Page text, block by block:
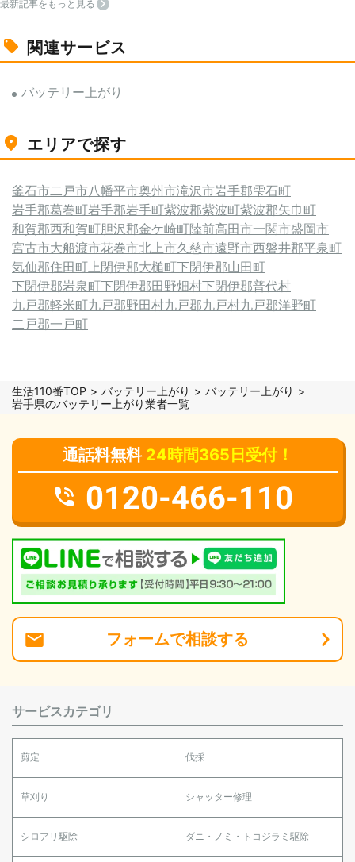
最新記事をもっと見る
関連サービス
バッテリー上がり
エリアで探す
釜石市二戸市八幡平市奥州市滝沢市岩手郡雫石町
岩手郡葛巻町岩手郡岩手町紫波郡紫波町紫波郡矢巾町
和賀郡西和賀町胆沢郡金ケ崎町陸前高田市一関市盛岡市
宮古市大船渡市花巻市北上市久慈市遠野市西磐井郡平泉町
気仙郡住田町上閉伊郡大槌町下閉伊郡山田町
下閉伊郡岩泉町下閉伊郡田野畑村下閉伊郡普代村
九戸郡軽米町九戸郡野田村九戸郡九戸村九戸郡洋野町
二戸郡一戸町
生活110番TOP バッテリー上がり
バッテリー上がり
岩手県のバッテリー上がり業者一覧
通話料無料 24時間365日受付！
0120-466-110
フォームで相談する
サービスカテゴリ
剪定 伐採
草刈り シャッター修理
シロアリ駆除 ダニ・ノミ・トコジラミ駆除